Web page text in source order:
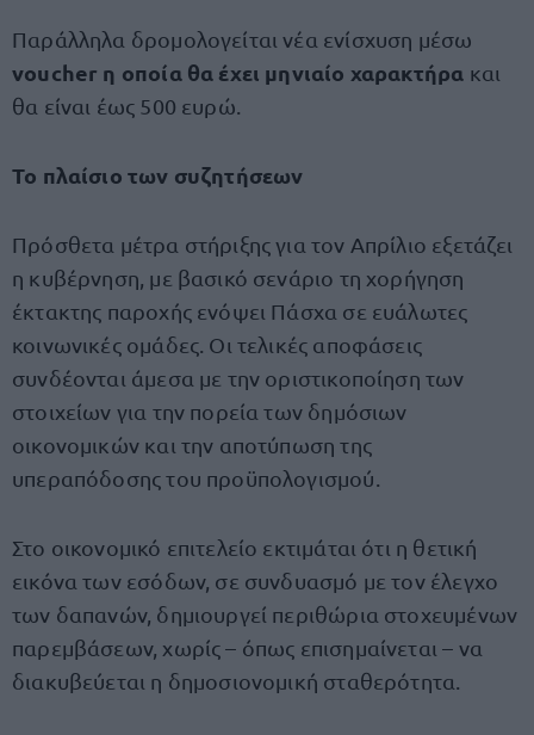
Παράλληλα δρομολογείται νέα ενίσχυση μέσω
voucher η οποία θα έχει μηνιαίο χαρακτήρα και
θα είναι έως 500 ευρώ.
Το πλαίσιο των συζητήσεων
Πρόσθετα μέτρα στήριξης για τον Απρίλιο εξετάζει
η κυβέρνηση, με βασικό σενάριο τη χορήγηση
έκτακτης παροχής ενόψει Πάσχα σε ευάλωτες
κοινωνικές ομάδες. Οι τελικές αποφάσεις
συνδέονται άμεσα με την οριστικοποίηση των
στοιχείων για την πορεία των δημόσιων
οικονομικών και την αποτύπωση της
υπεραπόδοσης του προϋπολογισμού.
Στο οικονομικό επιτελείο εκτιμάται ότι η θετική
εικόνα των εσόδων, σε συνδυασμό με τον έλεγχο
των δαπανών, δημιουργεί περιθώρια στοχευμένων
παρεμβάσεων, χωρίς – όπως επισημαίνεται – να
διακυβεύεται η δημοσιονομική σταθερότητα.